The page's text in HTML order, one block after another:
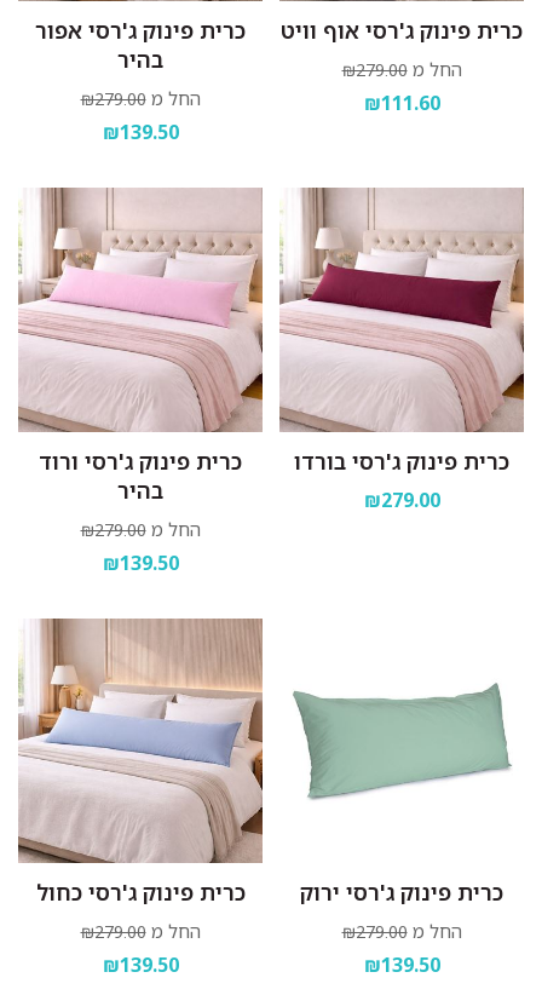
כרית פינוק ג'רסי אוף וויט
החל מ ₪279.00
₪111.60
כרית פינוק ג'רסי אפור
בהיר
החל מ ₪279.00
₪139.50
כרית פינוק ג'רסי בורדו
₪279.00
כרית פינוק ג'רסי ורוד
בהיר
החל מ ₪279.00
₪139.50
כרית פינוק ג'רסי ירוק
החל מ ₪279.00
₪139.50
כרית פינוק ג'רסי כחול
החל מ ₪279.00
₪139.50